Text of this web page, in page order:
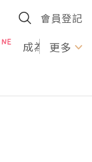
會員登記
成為U更多